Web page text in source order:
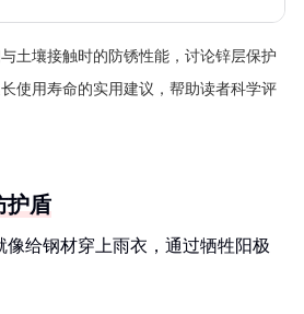
土壤接触时的防锈性能，讨论锌层保护
使用寿命的实用建议，帮助读者科学评
护盾
像给钢材穿上雨衣，通过牺牲阳极